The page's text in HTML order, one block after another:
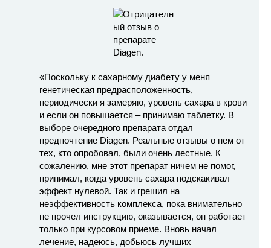
«Поскольку к сахарному диабету у меня
генетическая предрасположенность,
периодически я замеряю, уровень сахара в крови
и если он повышается – принимаю таблетку. В
выборе очередного препарата отдал
предпочтение Diagen. Реальные отзывы о нем от
тех, кто опробовал, были очень лестные. К
сожалению, мне этот препарат ничем не помог,
принимал, когда уровень сахара подскакивал –
эффект нулевой. Так и грешил на
неэффективность комплекса, пока внимательно
не прочел инструкцию, оказывается, он работает
только при курсовом приеме. Вновь начал
лечение, надеюсь, добьюсь лучших